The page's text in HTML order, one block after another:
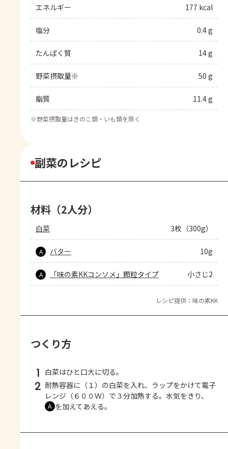
エネルギー 177 kcal
塩分 0.4 g
たんぱく質 14 g
野菜摂取量※ 50 g
脂質 11.4 g
※野菜摂取量はきのこ類・いも類を除く
副菜のレシピ
材料（2人分）
白菜 3枚（300g）
A バター 10g
A 「味の素KKコンソメ」顆粒タイプ 小さじ2
レシピ提供：味の素KK
つくり方
1 白菜はひと口大に切る。
2 耐熱容器に（１）の白菜を入れ、ラップをかけて電子
レンジ（６００Ｗ）で３分加熱する。水気をきり、
Ａ を加えてあえる。